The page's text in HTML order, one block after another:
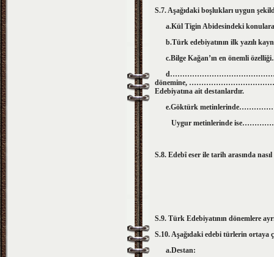
S.7. Aşağıdaki boşlukları uygun
a.Kül Tigin Abidesindeki
b.Türk edebiyatının ilk
c.Bilge Kağan’ın en önemli
d……………………………………………..
dönemine,
Edebiyatına ait destanlardır.
e.Göktürk
Uygur metinlerinde
S.8. Edebî eser ile tarih arasında
S.9. Türk Edebiyatının dönemlere
S.10. Aşağıdaki edebi türlerin ortaya
a.Destan: